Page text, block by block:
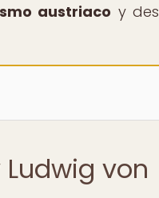
austriaco y
von